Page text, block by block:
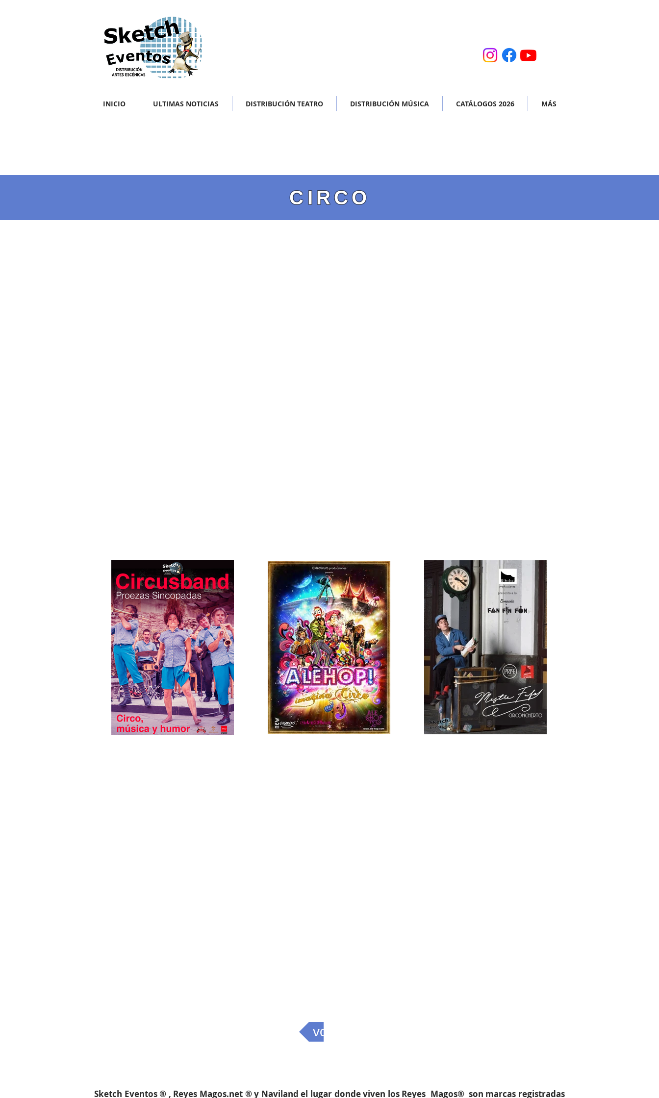
INICIO ULTIMAS NOTICIAS DISTRIBUCIÓN TEATRO DISTRIBUCIÓN MÚSICA CATÁLOGOS 2026 MÁS
CIRCO
volver
Sketch Eventos ® , Reyes Magos.net ® y Naviland el lugar donde viven los Reyes Magos® son marcas registradas